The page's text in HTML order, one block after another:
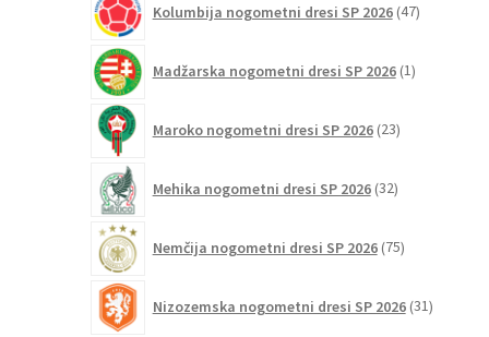
Kolumbija nogometni dresi SP 2026 47izdelkov
Madžarska nogometni dresi SP 2026 1izdelek
Maroko nogometni dresi SP 2026 23izdelkov
Mehika nogometni dresi SP 2026 32izdelkov
Nemčija nogometni dresi SP 2026 75izdelkov
Nizozemska nogometni dresi SP 2026 31izdelkov